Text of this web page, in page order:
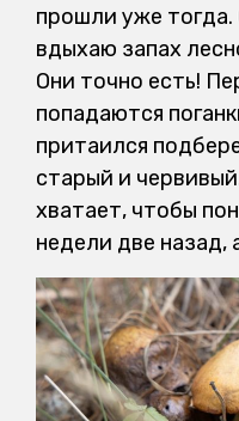
прошли уже
вдыхаю запах
Они точно есть!
попадаются
притаился
старый и
хватает, чтобы
недели две назад,